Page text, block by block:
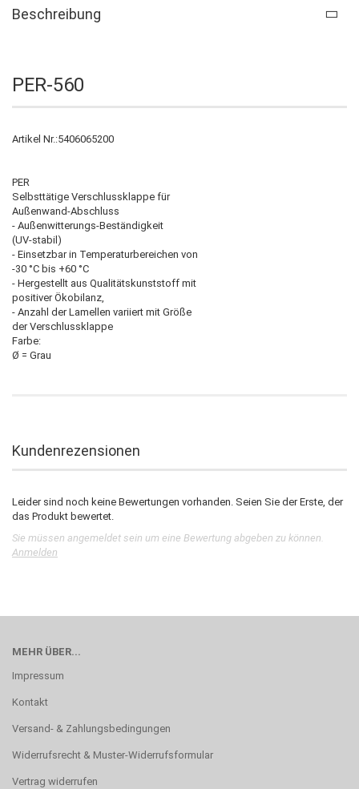
Beschreibung
PER-560
Artikel Nr.:5406065200
PER
Selbsttätige Verschlussklappe für
Außenwand-Abschluss
- Außenwitterungs-Beständigkeit
(UV-stabil)
- Einsetzbar in Temperaturbereichen von
-30 °C bis +60 °C
- Hergestellt aus Qualitätskunststoff mit
positiver Ökobilanz,
- Anzahl der Lamellen variiert mit Größe
der Verschlussklappe
Farbe:
Ø = Grau
Kundenrezensionen
Leider sind noch keine Bewertungen vorhanden. Seien Sie der Erste, der
das Produkt bewertet.
Sie müssen angemeldet sein um eine Bewertung abgeben zu können.
Anmelden
MEHR ÜBER...
Impressum
Kontakt
Versand- & Zahlungsbedingungen
Widerrufsrecht & Muster-Widerrufsformular
Vertrag widerrufen